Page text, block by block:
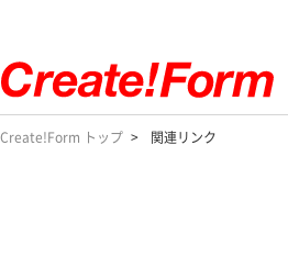
Create!Form トップ 関連リンク